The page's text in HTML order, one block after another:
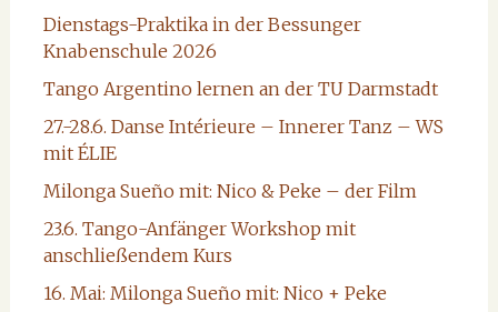
Dienstags-Praktika in der Bessunger
Knabenschule 2026
Tango Argentino lernen an der TU Darmstadt
27.-28.6. Danse Intérieure – Innerer Tanz – WS
mit ÉLIE
Milonga Sueño mit: Nico & Peke – der Film
23.6. Tango-Anfänger Workshop mit
anschließendem Kurs
16. Mai: Milonga Sueño mit: Nico + Peke